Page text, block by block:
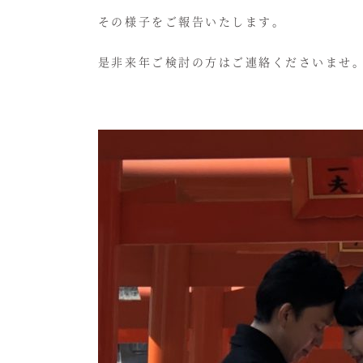
その様子をご報告いたします。
是非来年ご検討の方はご連絡くださいませ